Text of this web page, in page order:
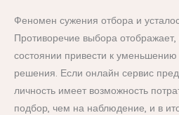
Феномен сужения отбора и
Противоречие выбора
состоянии привести к уменьшению
решения. Если онлайн сервис
личность имеет возможность
подбор, чем на наблюдение, и в